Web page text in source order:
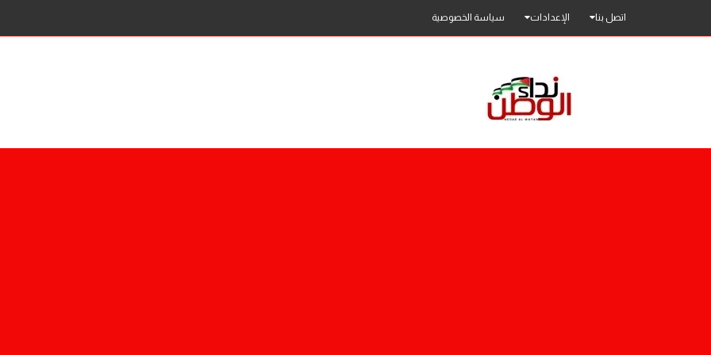
اتصل بنا الإعدادات سياسة الخصوصية